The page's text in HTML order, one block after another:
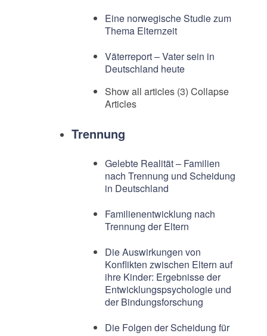
Eine norwegische Studie zum
Thema Elternzeit
Väterreport – Vater sein in
Deutschland heute
Show all articles (3) Collapse
Articles
Trennung
Gelebte Realität – Familien
nach Trennung und Scheidung
in Deutschland
Familienentwicklung nach
Trennung der Eltern
Die Auswirkungen von
Konflikten zwischen Eltern auf
ihre Kinder: Ergebnisse der
Entwicklungspsychologie und
der Bindungsforschung
Die Folgen der Scheidung für